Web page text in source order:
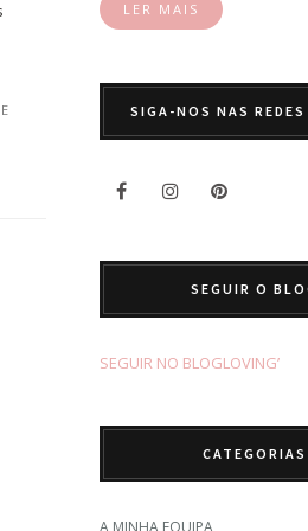
LER MAIS
SIGA-NOS NAS
SEGUIR O
SEGUIR NO BLOGLOVING’
CATEGORIAS
A MINHA EQUIPA